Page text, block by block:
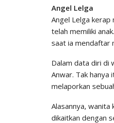
Angel Lelga
Angel Lelga kerap
telah memiliki
saat ia mendaftar
Dalam data diri di
Anwar. Tak hanya
melaporkan
Alasannya, wanita
dikaitkan dengan